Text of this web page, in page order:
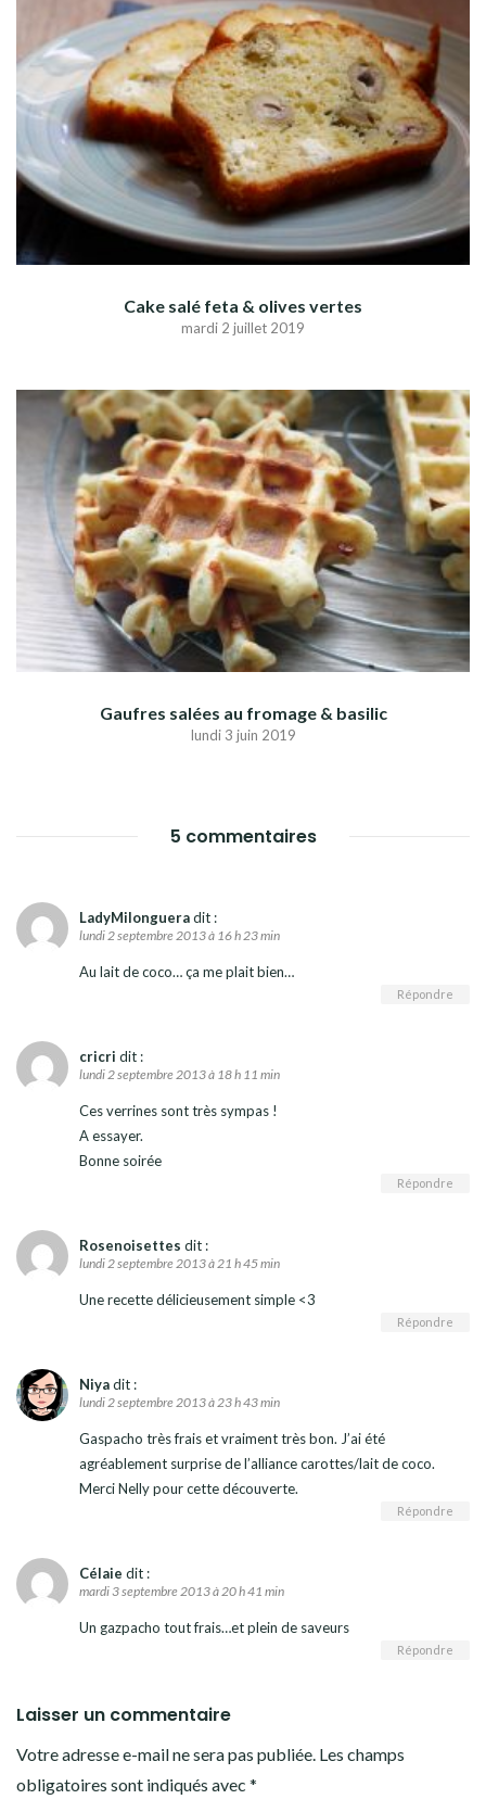
Cake salé feta & olives vertes
mardi 2 juillet 2019
Gaufres salées au fromage & basilic
lundi 3 juin 2019
5 commentaires
LadyMilongueradit :
lundi 2 septembre 2013 à 16 h 23 min
Au lait de coco… ça me plait bien…
Répondre
cricri dit :
lundi 2 septembre 2013 à 18 h 11 min
Ces verrines sont très sympas !
A essayer.
Bonne soirée
Répondre
Rosenoisettes dit :
lundi 2 septembre 2013 à 21 h 45 min
Une recette délicieusement simple <3
Répondre
Niyadit :
lundi 2 septembre 2013 à 23 h 43 min
Gaspacho très frais et vraiment très bon. J’ai été
agréablement surprise de l’alliance carottes/lait de coco.
Merci Nelly pour cette découverte.
Répondre
Célaie dit :
mardi 3 septembre 2013 à 20 h 41 min
Un gazpacho tout frais…et plein de saveurs
Répondre
Laisser un commentaire
Votre adresse e-mail ne sera pas publiée. Les champs
obligatoires sont indiqués avec *